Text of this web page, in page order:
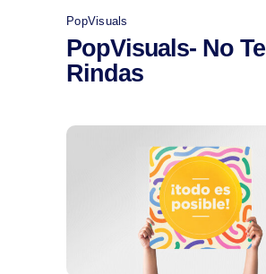
PopVisuals
PopVisuals- No Te
Rindas
Comprar